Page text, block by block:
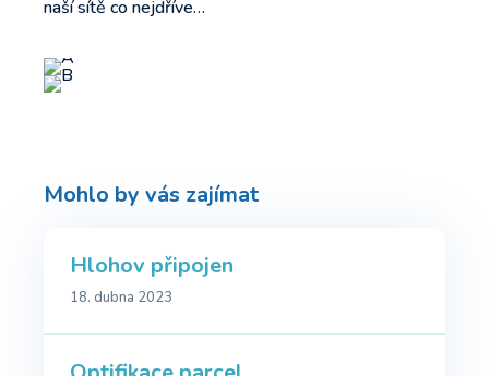
naší sítě co nejdříve…
Mohlo by vás zajímat
Hlohov připojen
18. dubna 2023